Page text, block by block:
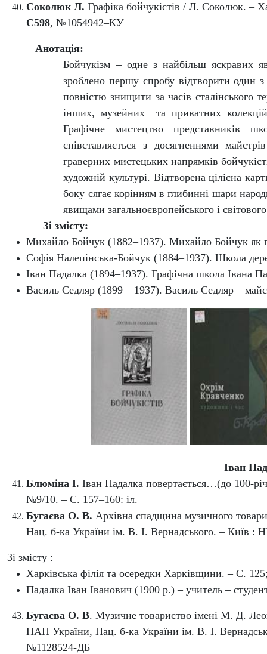
Соколюк Л. Графіка бойчукістів / Л. Соколюк. –
С598, №1054942–КУ
Анотація:
Бойчукізм – одне з найбільш яскравих
зроблено першу спробу відтворити один з
повністю знищити за часів сталінського
інших, музейних та приватних
Графічне мистецтво
співставляється з досягненнями
граверних мистецьких напрямків
художній культурі. Відтворена цілісна
боку сягає корінням в глибинні шари
явищами загальноєвропейського і
Зі змісту:
Михайло Бойчук (1882–1937). Михайло Бойчук як
Софія Налепінська‑Бойчук (1884–1937). Школа
Іван Падалка (1894–1937). Графічна школа Івана
Василь Седляр (1899 – 1937). Василь Седляр –
Іван
Блюміна І. Іван Падалка повертається…(до 100-
№9/10. – С. 157–160: іл.
Бугаєва О. В. Архівна спадщина музичного
Нац. б-ка України ім. В. І. Вернадського. – Київ :
Зі змісту :
Харківська філія та осередки Харківщини. – С.
Падалка Іван Іванович (1900 р.) – учитель –
Бугаєва О. В. Музичне товариство імені М. Д.
НАН України, Нац. б-ка України ім. В. І.
№1128524-ДБ